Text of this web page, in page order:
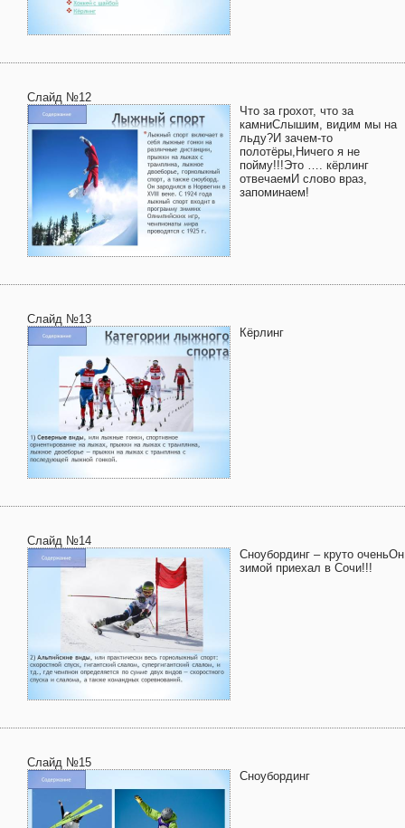
Слайд №12
Что за грохот, что за
камниСлышим, видим мы на
льду?И зачем-то
полотёры,Ничего я не
пойму!!!Это …. кёрлинг
отвечаемИ слово враз,
запоминаем!
Слайд №13
Кёрлинг
Слайд №14
Сноубординг – круто оченьОн
зимой приехал в Сочи!!!
Слайд №15
Сноубординг